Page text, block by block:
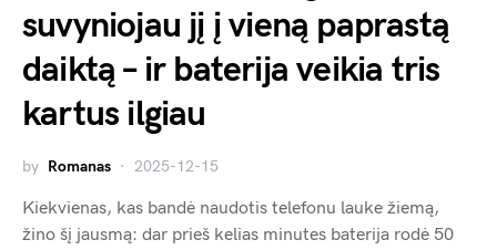
suvyniojau jį į vieną paprastą
daiktą – ir baterija veikia tris
kartus ilgiau
by Romanas 2025-12-15
Kiekvienas, kas bandė naudotis telefonu lauke žiemą,
žino šį jausmą: dar prieš kelias minutes baterija rodė 50